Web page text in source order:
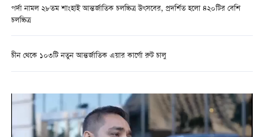
পর্দা নামল ২৮তম শাংহাই আন্তর্জাতিক চলচ্চিত্র উৎসবের, প্রদর্শিত হলো ৪২০টির বেশি
চলচ্চিত্র
চীন থেকে ১০৩টি নতুন আন্তর্জাতিক এয়ার কার্গো রুট চালু